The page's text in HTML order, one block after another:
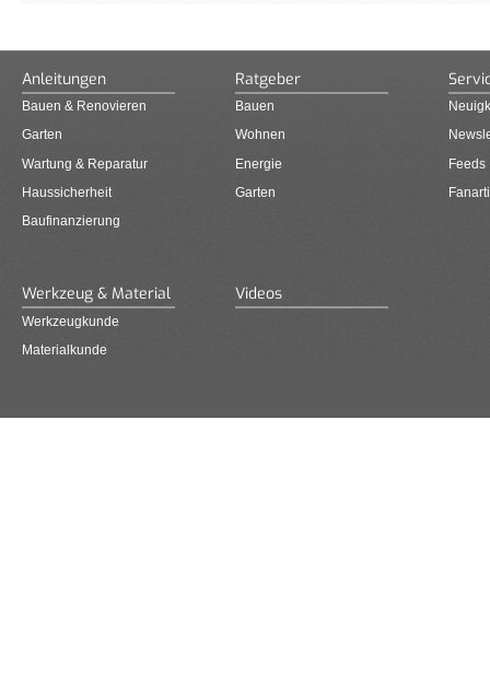
Anleitungen
Bauen & Renovieren
Garten
Wartung & Reparatur
Haussicherheit
Baufinanzierung
Ratgeber
Bauen
Wohnen
Energie
Garten
Feeds
Werkzeug & Material
Werkzeugkunde
Materialkunde
Videos